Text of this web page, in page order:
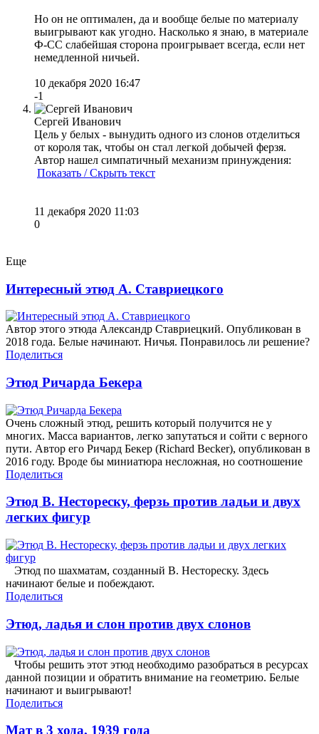
Но он не оптимален, да и вообще белые по материалу
выигрывают как угодно. Насколько я знаю, в материале
Ф-СС слабейшая сторона проигрывает всегда, если нет
немедленной ничьей.
10 декабря 2020 16:47
-1
Сергей Иванович
Цель у белых - вынудить одного из слонов отделиться
от короля так, чтобы он стал легкой добычей ферзя.
Автор нашел симпатичный механизм принуждения:
Показать / Скрыть текст
11 декабря 2020 11:03
0
Еще
Интересный этюд А. Ставриецкого
Автор этого этюда Александр Ставриецкий. Опубликован в
2018 года. Белые начинают. Ничья. Понравилось ли решение?
Поделиться
Этюд Ричарда Бекера
Очень сложный этюд, решить который получится не у
многих. Масса вариантов, легко запутаться и сойти с верного
пути. Автор его Ричард Бекер (Richard Becker), опубликован в
2016 году. Вроде бы миниатюра несложная, но соотношение
Поделиться
Этюд В. Нестореску, ферзь против ладьи и двух
легких фигур
Этюд по шахматам, созданный В. Нестореску. Здесь
начинают белые и побеждают.
Поделиться
Этюд, ладья и слон против двух слонов
Чтобы решить этот этюд необходимо разобраться в ресурсах
данной позиции и обратить внимание на геометрию. Белые
начинают и выигрывают!
Поделиться
Мат в 3 хода, 1939 года